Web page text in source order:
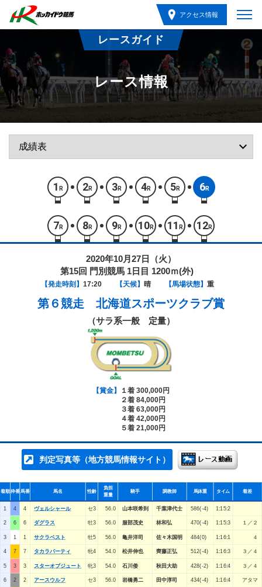
アクセス情報
レースガイド
レース情報
1 R 2R 3R 4R 5R 6R
7 R 8R 9R 10R 11 R 12R
2020年10月27日（火）
第15回 門別競馬 1日目 1200ｍ(外)
【発走時刻】 17:20 【天候】 晴 【馬場状態】 重
第６競走 北海道スポーツクラブ賞
（サラ系一般 定量）
【賞金】
１着 300,000円
２着 84,000円
３着 63,000円
４着 42,000円
５着 21,000円
判定写真等（地方競馬情報サイト）
着順枠番馬番 馬名 性齢
負担
重量
騎手 調教師 馬体重 タイム 着差
1 4 4 ヴェルシャール セ3 56.0 山本咲希到 千葉津代士 586(-4) 1:15:2
2 6 6 ダグラス 牡3 56.0 服部茂史 林和弘 470(-4) 1:15:3 １／２
3 1 1 サクラベスト 牡5 56.0 亀井洋司 佐々木国明 484(0) 1:16:1 ４
4 7 7 タカラパーティ 牝4 54.0 松井伸也 齊藤正弘 512(-4) 1:16:3 ３／４
5 3 3 スターオブジュート 牝3 54.0 石川倭 秋田大助 428(-2) 1:16:4 ３／４
6 2 2 アースウルフ セ3 56.0 岩橋勇二 田中淳司 434(-4) 1:16:4 アタマ